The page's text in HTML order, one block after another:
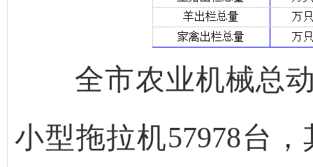
全市农业机械总动
小型拖拉机57978台